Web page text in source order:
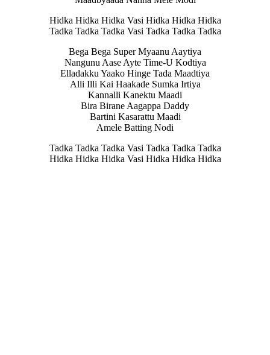
Hidka Hidka Hidka Vasi Hidka Hidka Hidka
Tadka Tadka Tadka Vasi Tadka Tadka Tadka
Bega Bega Super Myaanu Aaytiya
Nangunu Aase Ayte Time-U Kodtiya
Elladakku Yaako Hinge Tada Maadtiya
Alli Illi Kai Haakade Sumka Irtiya
Kannalli Kanektu Maadi
Bira Birane Aagappa Daddy
Bartini Kasarattu Maadi
Amele Batting Nodi
Tadka Tadka Tadka Vasi Tadka Tadka Tadka
Hidka Hidka Hidka Vasi Hidka Hidka Hidka